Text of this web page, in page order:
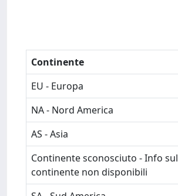
Continente
EU - Europa
NA - Nord America
AS - Asia
Continente sconosciuto - Info sul
continente non disponibili